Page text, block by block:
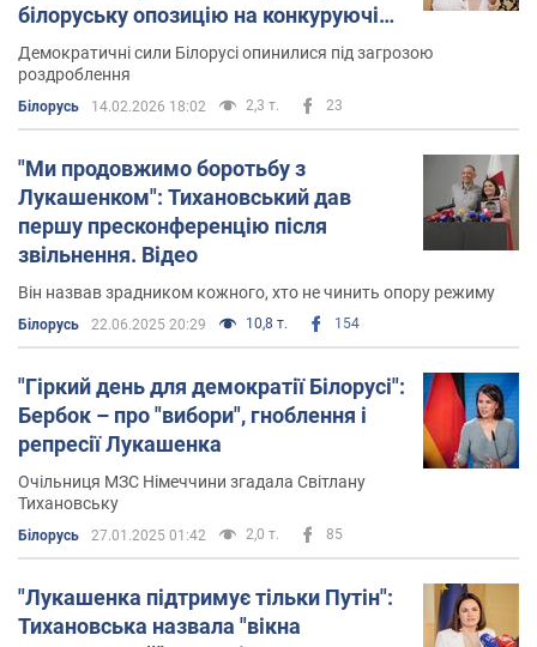
білоруську опозицію на конкуруючі
групи
Демократичні сили Білорусі опинилися під загрозою
роздроблення
Білорусь 14.02.2026 18:02 2,3 т. 23
"Ми продовжимо боротьбу з
Лукашенком": Тихановський дав
першу пресконференцію після
звільнення. Відео
Він назвав зрадником кожного, хто не чинить опору режиму
Білорусь 22.06.2025 20:29 10,8 т. 154
"Гіркий день для демократії Білорусі":
Бербок – про "вибори", гноблення і
репресії Лукашенка
Очільниця МЗС Німеччини згадала Світлану
Тихановську
Білорусь 27.01.2025 01:42 2,0 т. 85
"Лукашенка підтримує тільки Путін":
Тихановська назвала "вікна